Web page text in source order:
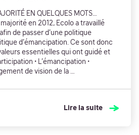
EN QUELQUES MOTS…
en 2012, Ecolo a travaillé
de passer d’une politique
d’émancipation. Ce sont donc
essentielles qui ont guidé et
• L’émancipation •
de vision de la …
Lire la suite